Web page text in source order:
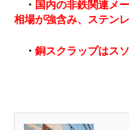
・ 国内の非鉄関連メ
相場が強含み、ステン
・ 銅スクラップはス